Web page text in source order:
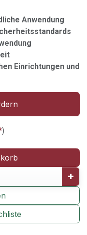
Anwendung
Einrichtungen und
)